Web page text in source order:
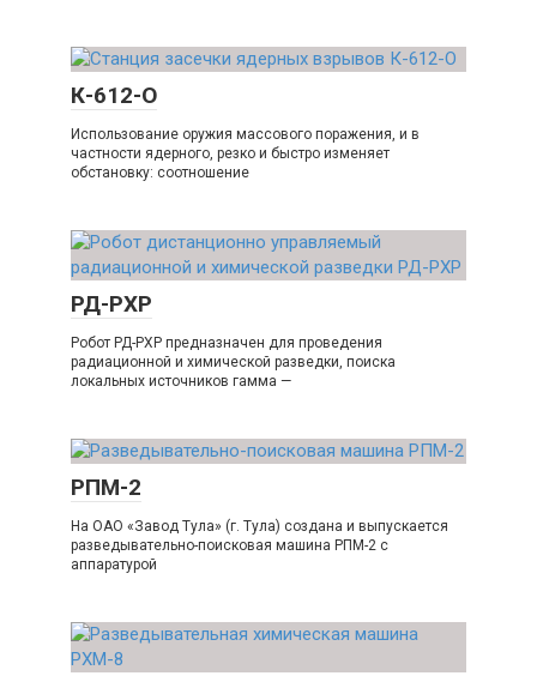
К-612-О
Использование оружия массового поражения, и в
частности ядерного, резко и быстро изменяет
обстановку: соотношение
РД-РХР
Робот РД-РХР предназначен для проведения
радиационной и химической разведки, поиска
локальных источников гамма —
РПМ-2
На ОАО «Завод Тула» (г. Тула) создана и выпускается
разведывательно-поисковая машина РПМ-2 с
аппаратурой